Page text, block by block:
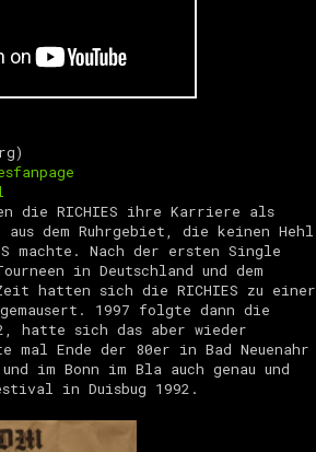
die RICHIES ihre Karriere als
dem Ruhrgebiet, die keinen Hehl
machte. Nach der ersten Single
in Deutschland und dem
hatten sich die RICHIES zu einer
gemausert. 1997 folgte dann die
hatte sich das aber wieder
Ende der 80er in Bad Neuenahr
im Bonn im Bla auch genau und
in Duisbug 1992.